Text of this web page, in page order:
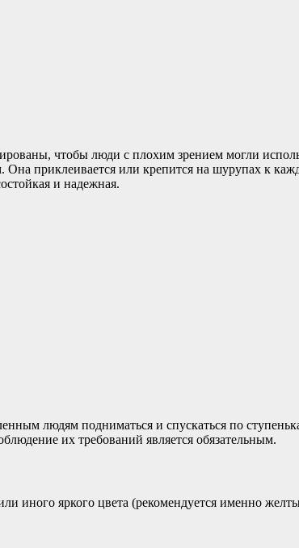
чтобы люди с плохим зрением могли
приклеивается или крепится на шурупах к
и надежная.
людям подниматься и спускаться по
их требований является обязательным.
иного яркого цвета (рекомендуется именно